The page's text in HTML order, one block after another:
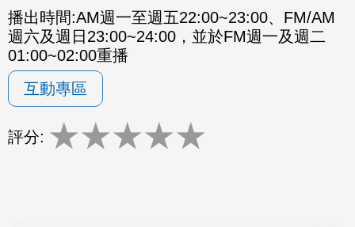
播出時間:AM週一至週五22:00~23:00、FM/AM
週六及週日23:00~24:00，並於FM週一及週二
01:00~02:00重播
互動專區
評分: ★★★★★